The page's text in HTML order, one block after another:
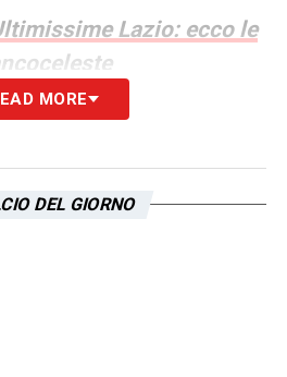
Lazio: ecco le
MORE
DEL GIORNO